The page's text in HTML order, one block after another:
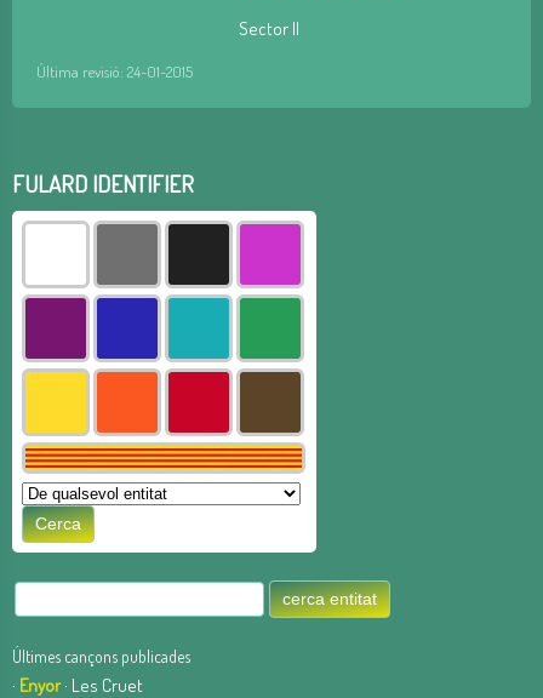
Sector II
Última revisió: 24-01-2015
FULARD IDENTIFIER
Últimes cançons publicades
· Enyor· Les Cruet